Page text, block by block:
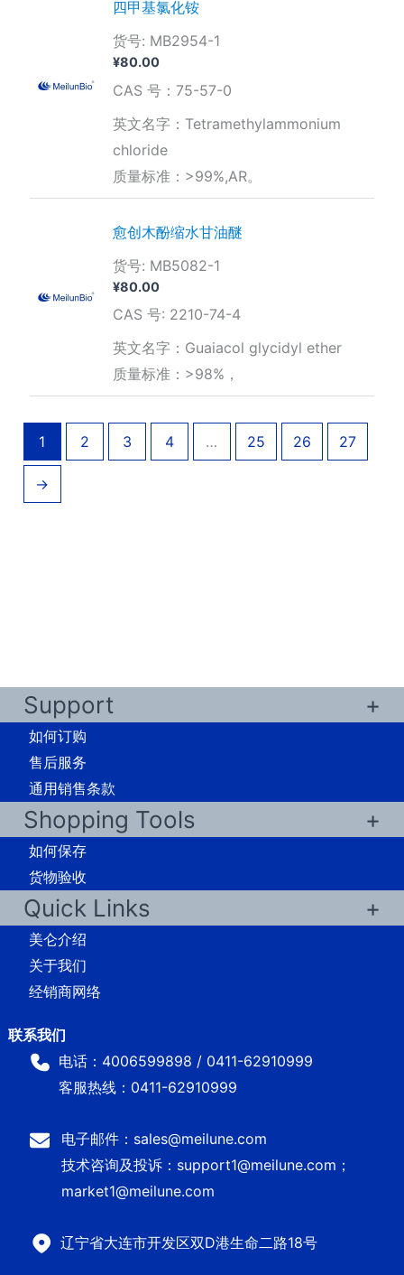
四甲基氯化铵
货号: MB2954-1
¥80.00
CAS 号：75-57-0
英文名字：Tetramethylammonium
chloride
质量标准：>99%,AR。
愈创木酚缩水甘油醚
货号: MB5082-1
¥80.00
CAS 号: 2210-74-4
英文名字：Guaiacol glycidyl ether
质量标准：>98%，
1 2 3 4 … 25 26 27
→
Support
如何订购
售后服务
通用销售条款
Shopping Tools
如何保存
货物验收
Quick Links
美仑介绍
关于我们
经销商网络
电话：4006599898 / 0411-62910999
客服热线：0411-62910999
电子邮件：sales@meilune.com
技术咨询及投诉：support1@meilune.com；
market1@meilune.com
辽宁省大连市开发区双D港生命二路18号